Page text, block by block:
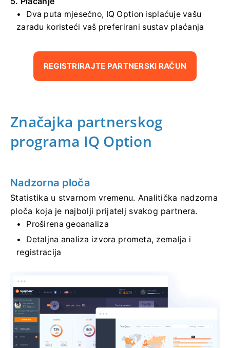
Dva puta mjesečno, IQ Option isplaćuje vašu
zaradu koristeći vaš preferirani sustav plaćanja
REGISTRIRAJTE PARTNERSKI RAČUN
Značajka partnerskog
programa IQ Option
Nadzorna ploča
Statistika u stvarnom vremenu. Analitička nadzorna
ploča koja je najbolji prijatelj svakog partnera.
Proširena geoanaliza
Detaljna analiza izvora prometa, zemalja i
registracija